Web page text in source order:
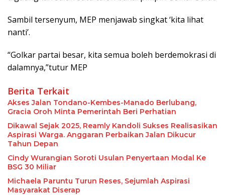
Sambil tersenyum, MEP menjawab singkat ‘kita lihat
nanti’.
“Golkar partai besar, kita semua boleh berdemokrasi di
dalamnya,”tutur MEP
Berita Terkait
Akses Jalan Tondano-Kembes-Manado Berlubang,
Gracia Oroh Minta Pemerintah Beri Perhatian
Dikawal Sejak 2025, Reamly Kandoli Sukses Realisasikan
Aspirasi Warga. Anggaran Perbaikan Jalan Dikucur
Tahun Depan
Cindy Wurangian Soroti Usulan Penyertaan Modal Ke
BSG 30 Miliar
Michaela Paruntu Turun Reses, Sejumlah Aspirasi
Masyarakat Diserap